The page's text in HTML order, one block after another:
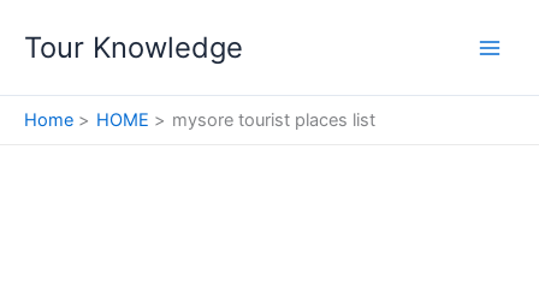
Tour Knowledge
Home HOME mysore tourist places list